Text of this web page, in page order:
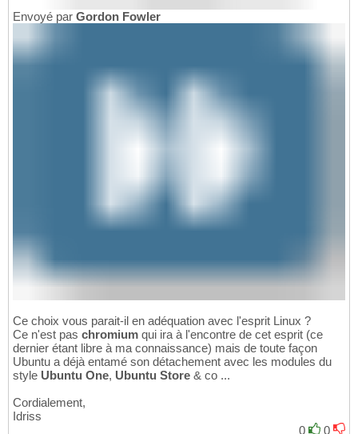
Envoyé par Gordon Fowler
Ce choix vous parait-il en adéquation avec l'esprit Linux ?
Ce n'est pas chromium qui ira à l'encontre de cet esprit (ce
dernier étant libre à ma connaissance) mais de toute façon
Ubuntu a déjà entamé son détachement avec les modules du
style Ubuntu One, Ubuntu Store & co ...
Cordialement,
Idriss
0
0